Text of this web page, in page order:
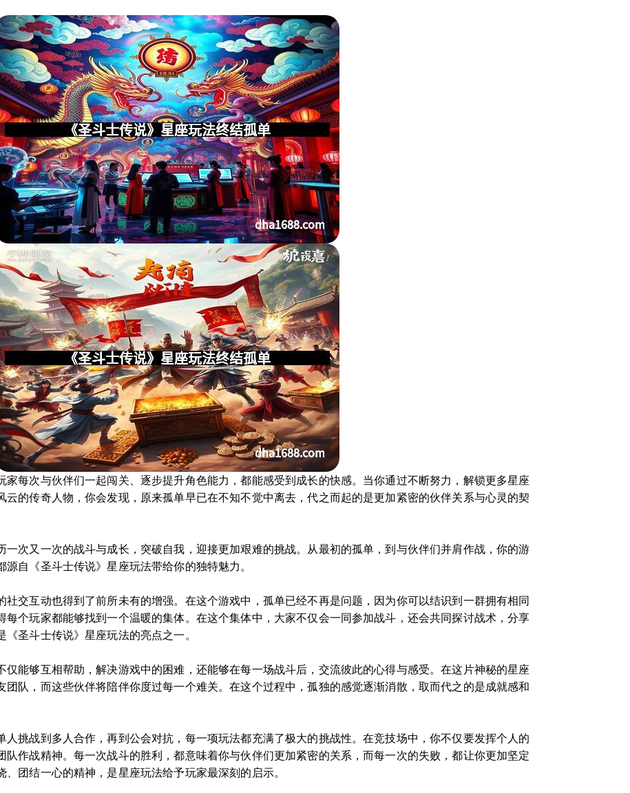
每次与伙伴们一起闯关、逐步提升角色能力，都能感受到成长的快感。当你通过不断努力，解锁更多星座
云的传奇人物，你会发现，原来孤单早已在不知不觉中离去，代之而起的是更加紧密的伙伴关系与心灵的契
一次又一次的战斗与成长，突破自我，迎接更加艰难的挑战。从最初的孤单，到与伙伴们并肩作战，你的游
自《圣斗士传说》星座玩法带给你的独特魅力。
社交互动也得到了前所未有的增强。在这个游戏中，孤单已经不再是问题，因为你可以结识到一群拥有相同
每个玩家都能够找到一个温暖的集体。在这个集体中，大家不仅会一同参加战斗，还会共同探讨战术，分享
圣斗士传说》星座玩法的亮点之一。
能够互相帮助，解决游戏中的困难，还能够在每一场战斗后，交流彼此的心得与感受。在这片神秘的星座
团队，而这些伙伴将陪伴你度过每一个难关。在这个过程中，孤独的感觉逐渐消散，取而代之的是成就感和
挑战到多人合作，再到公会对抗，每一项玩法都充满了极大的挑战性。在竞技场中，你不仅要发挥个人的
队作战精神。每一次战斗的胜利，都意味着你与伙伴们更加紧密的关系，而每一次的失败，都让你更加坚定
团结一心的精神，是星座玩法给予玩家最深刻的启示。